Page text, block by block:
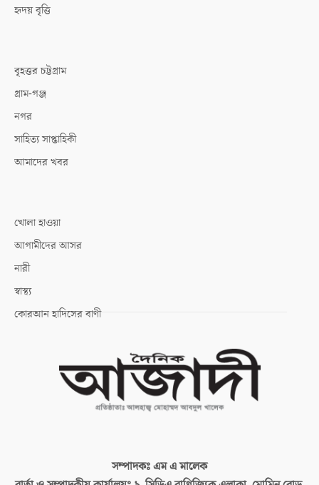
হৃদয় বৃত্তি
বৃহত্তর চট্টগ্রাম
গ্রাম-গঞ্জ
নগর
সাহিত্য সাপ্তাহিকী
আমাদের খবর
খোলা হাওয়া
আগামীদের আসর
নারী
স্বাস্থ্য
কোরআন হাদিসের বাণী
সম্পাদকঃএম এ মালেক